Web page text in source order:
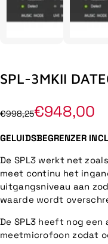
SPL-3MKII
€998,25€948,00
GELUIDSBEGRENZER
De SPL3 werkt net
meet continu het
uitgangsniveau aan
waarde wordt
De SPL3 heeft nog
meetmicrofoon zodat